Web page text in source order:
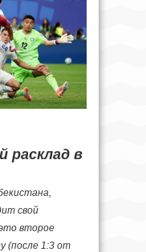
расклад в
свой
второе
(после 1:3 от